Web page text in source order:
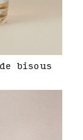
bisous